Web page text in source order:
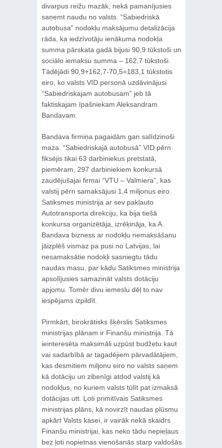
divarpus reižu mazāk, nekā pamanījusies
saņemt naudu no valsts. “Sabiedriskā
autobusa” nodokļu maksājumu detalizācija
rāda, ka iedzīvotāju ienākuma nodokļa
summa pārskata gadā bijusi 90,9 tūkstoši un
sociālo iemaksu summa – 162,7 tūkstoši.
Tādējādi 90,9+162,7-70,5=183,1 tūkstotis
eiro, ko valsts VID personā uzdāvinājusi
“Sabiedriskajam autobusam” jeb tā
faktiskajam īpašniekam Aleksandram
Bandavam.
Bandava firmiņa pagaidām gan salīdzinoši
maza. “Sabiedriskajā autobusā” VID pērn
fiksējis tikai 63 darbiniekus pretstatā,
piemēram, 297 darbiniekiem konkursā
zaudējušajai firmai “VTU – Valmiera”, kas
valstij pērn samaksājusi 1,4 miljonus eiro.
Satiksmes ministrija ar sev pakļauto
Autotransporta direkciju, ka bija tiešā
konkursa organizētāja, izrēķināja, ka A.
Bandava bizness ar nodokļu nemaksāšanu
jāizplēš vismaz pa pusi no Latvijas, lai
nesamaksātie nodokļi sasniegtu tādu
naudas masu, par kādu Satiksmes ministrija
apsolījusies samazināt valsts dotāciju
apjomu. Tomēr divu iemeslu dēļ to nav
iespējams izpildīt.
Pirmkārt, birokrātisks šķērslis Satiksmes
ministrijas plānam ir Finanšu ministrija. Tā
ieinteresēta maksimāli uzpūst budžetu kaut
vai sadarbībā ar tagadējiem pārvadātājiem,
kas desmitiem miljonu eiro no valsts saņem
kā dotāciju un zibenīgi atdod valstij kā
nodokļus, no kuriem valsts tūlīt pat izmaksā
dotācijas utt. Ļoti primitīvais Satiksmes
ministrijas plāns, kā novirzīt naudas plūsmu
apkārt Valsts kasei, ir vairāk nekā skaidrs
Finanšu ministrijai, kas neko tādu nepieļaus
bez ļoti nopietnas vienošanās starp valdošās